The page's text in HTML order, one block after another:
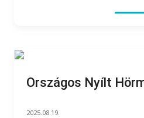
Országos Nyílt
2025.08.19.